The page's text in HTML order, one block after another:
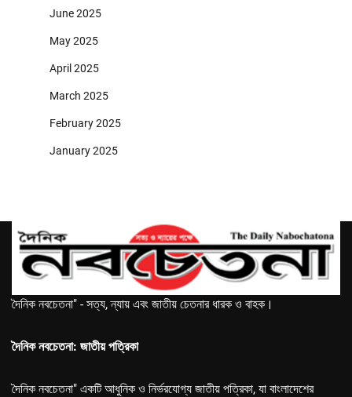
June 2025
May 2025
April 2025
March 2025
February 2025
January 2025
দৈনিক নবচেতনা" - সত্য, ন্যায় এবং জাতীয় চেতনার ধারক ও বাহক।
দৈনিক নবচেতনা: জাতীয় পত্রিকা
দৈনিক নবচেতনা" একটি আধুনিক ও নির্ভরযোগ্য জাতীয় পত্রিকা, যা বাংলাদেশের